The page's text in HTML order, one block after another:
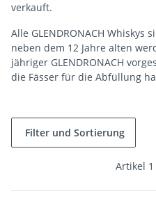
verkauft.
Alle GLENDRONACH Whiskys
neben dem 12 Jahre alten
jähriger GLENDRONACH
die Fässer für die Abfüllung
Filter und Sortierung
Artikel 1